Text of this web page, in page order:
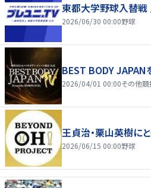
東都大学野球入替戦
2026/06/30 00:00野球
BEST BODY JAPAN
2026/04/01 00:00その他競
王貞治・栗山英樹に
2026/06/15 00:00野球